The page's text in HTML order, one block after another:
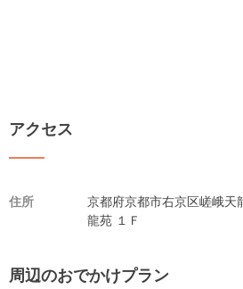
アクセス
住所
京都府京都市右京区嵯峨
龍苑 １Ｆ
周辺のおでかけプラン